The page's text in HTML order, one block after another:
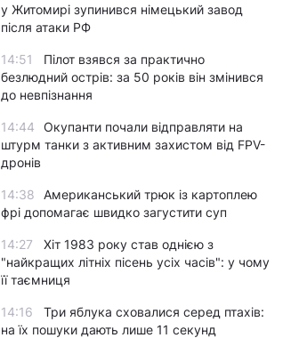
у Житомирі зупинився німецький завод
після атаки РФ
14:51
Пілот взявся за практично
безлюдний острів: за 50 років він змінився
до невпізнання
14:44
Окупанти почали відправляти на
штурм танки з активним захистом від FPV-
дронів
14:38
Американський трюк із картоплею
фрі допомагає швидко загустити суп
14:27
Хіт 1983 року став однією з
"найкращих літніх пісень усіх часів": у чому
її таємниця
14:16
Три яблука сховалися серед птахів:
на їх пошуки дають лише 11 секунд